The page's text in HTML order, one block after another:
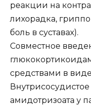
реакции на
лихорадка,
боль в суставах).
Совместное
средствами в
амидотризоата у